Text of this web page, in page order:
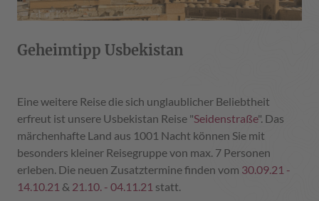
Geheimtipp Usbekistan
Eine weitere Reise die sich unglaublicher Beliebtheit
erfreut ist unsere Usbekistan Reise "Seidenstraße". Das
märchenhafte Land aus 1001 Nacht können Sie mit
besonders kleiner Reisegruppe von max. 7 Personen
erleben. Die neuen Zusatztermine finden vom 30.09.21 -
14.10.21 & 21.10. - 04.11.21 statt.